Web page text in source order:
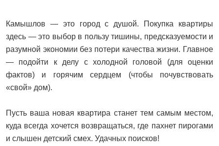
Камышлов — это город с душой. Покупка квартиры
здесь — это выбор в пользу тишины, предсказуемости и
разумной экономии без потери качества жизни. Главное
— подойти к делу с холодной головой (для оценки
фактов) и горячим сердцем (чтобы почувствовать
«свой» дом).
Пусть ваша новая квартира станет тем самым местом,
куда всегда хочется возвращаться, где пахнет пирогами
и слышен детский смех. Удачных поисков!